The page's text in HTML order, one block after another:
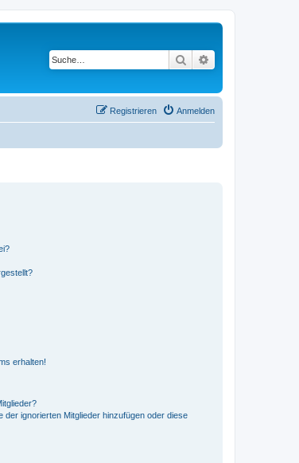
Suche
Anmelden
Registrieren
erhalten!
ignorierten Mitglieder hinzufügen oder diese